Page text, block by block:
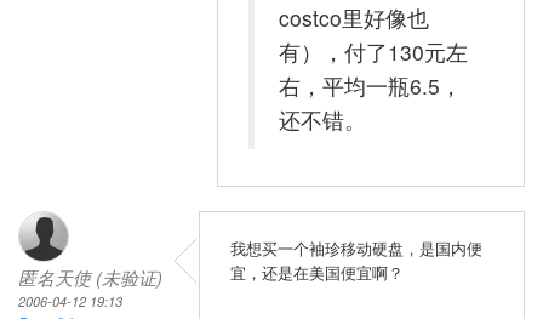
costco里好像也
有），付了130元左
右，平均一瓶6.5，
还不错。
匿名天使 (未验证)
2006-04-12 19:13
我想买一个袖珍移动硬盘，是国内便
宜，还是在美国便宜啊？